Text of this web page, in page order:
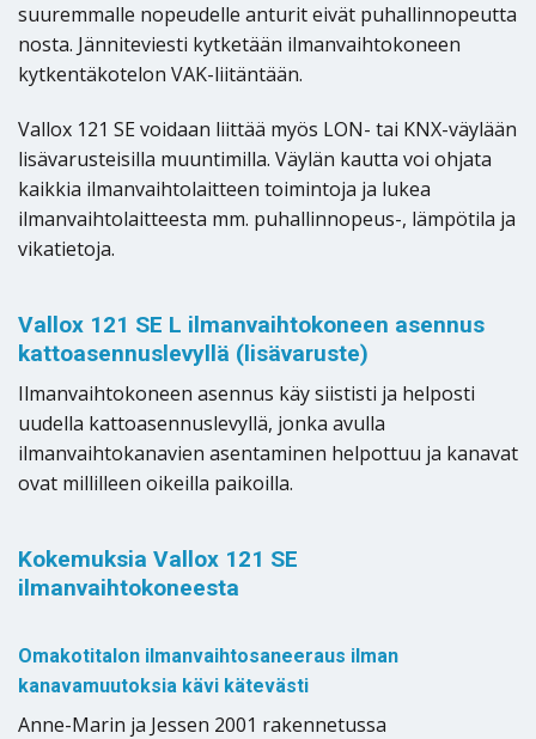
suuremmalle nopeudelle anturit eivät puhallinnopeutta
nosta. Jänniteviesti kytketään ilmanvaihtokoneen
kytkentäkotelon VAK-liitäntään.
Vallox 121 SE voidaan liittää myös LON- tai KNX-väylään
lisävarusteisilla muuntimilla. Väylän kautta voi ohjata
kaikkia ilmanvaihtolaitteen toimintoja ja lukea
ilmanvaihtolaitteesta mm. puhallinnopeus-, lämpötila ja
vikatietoja.
Vallox 121 SE L ilmanvaihtokoneen asennus
kattoasennuslevyllä (lisävaruste)
Ilmanvaihtokoneen asennus käy siististi ja helposti
uudella kattoasennuslevyllä, jonka avulla
ilmanvaihtokanavien asentaminen helpottuu ja kanavat
ovat millilleen oikeilla paikoilla.
Kokemuksia Vallox 121 SE
ilmanvaihtokoneesta
Omakotitalon ilmanvaihtosaneeraus ilman
kanavamuutoksia kävi kätevästi
Anne-Marin ja Jessen 2001 rakennetussa